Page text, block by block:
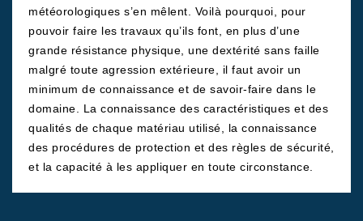
météorologiques s’en mêlent. Voilà pourquoi, pour
pouvoir faire les travaux qu’ils font, en plus d’une
grande résistance physique, une dextérité sans faille
malgré toute agression extérieure, il faut avoir un
minimum de connaissance et de savoir-faire dans le
domaine. La connaissance des caractéristiques et des
qualités de chaque matériau utilisé, la connaissance
des procédures de protection et des règles de sécurité,
et la capacité à les appliquer en toute circonstance.